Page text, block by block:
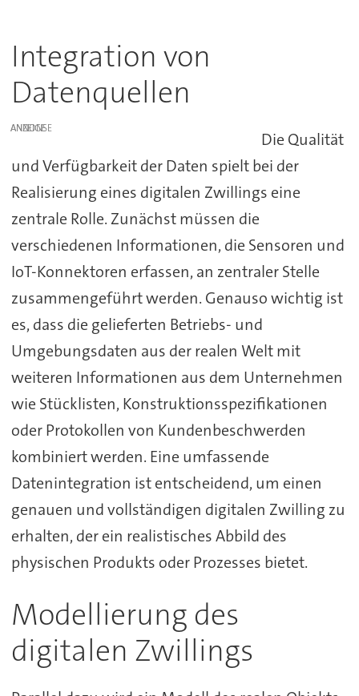
Integration von
Datenquellen
ANZEIGE
Die Qualität
und Verfügbarkeit der Daten spielt bei der
Realisierung eines digitalen Zwillings eine
zentrale Rolle. Zunächst müssen die
verschiedenen Informationen, die Sensoren und
IoT-Konnektoren erfassen, an zentraler Stelle
zusammengeführt werden. Genauso wichtig ist
es, dass die gelieferten Betriebs- und
Umgebungsdaten aus der realen Welt mit
weiteren Informationen aus dem Unternehmen
wie Stücklisten, Konstruktionsspezifikationen
oder Protokollen von Kundenbeschwerden
kombiniert werden. Eine umfassende
Datenintegration ist entscheidend, um einen
genauen und vollständigen digitalen Zwilling zu
erhalten, der ein realistisches Abbild des
physischen Produkts oder Prozesses bietet.
Modellierung des
digitalen Zwillings